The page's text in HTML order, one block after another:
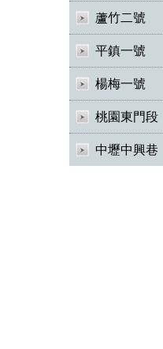
蘆竹二號
平鎮一號
楊梅一號
桃園東門段
中壢中興巷